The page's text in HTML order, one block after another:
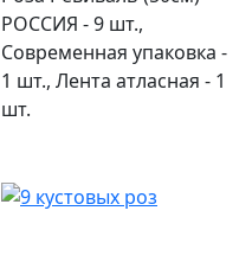
РОССИЯ - 9 шт.,
Современная упаковка -
1 шт., Лента атласная - 1
шт.